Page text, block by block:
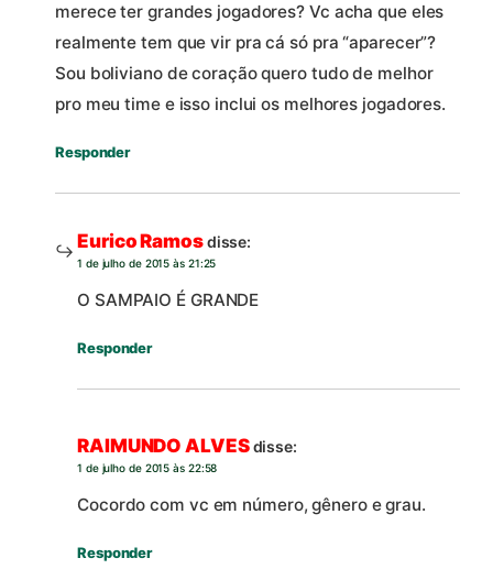
merece ter grandes jogadores? Vc acha que eles
realmente tem que vir pra cá só pra “aparecer”?
Sou boliviano de coração quero tudo de melhor
pro meu time e isso inclui os melhores jogadores.
Responder
Eurico Ramosdisse:
1 de julho de 2015 às 21:25
O SAMPAIO É GRANDE
Responder
RAIMUNDO ALVESdisse:
1 de julho de 2015 às 22:58
Cocordo com vc em número, gênero e grau.
Responder